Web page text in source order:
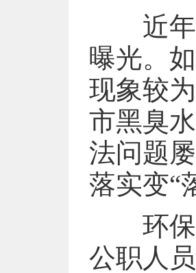
近年
曝光。
现象较
市黑臭
法问题
落实变“
环保
公职人